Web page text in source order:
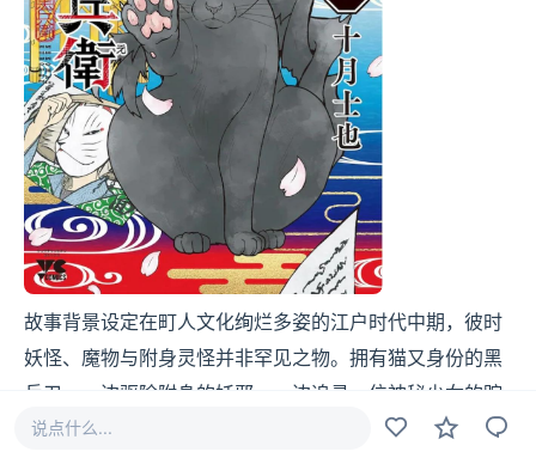
故事背景设定在町人文化绚烂多姿的江户时代中期，彼时
妖怪、魔物与附身灵怪并非罕见之物。拥有猫又身份的黑
兵卫，一边驱除附身的妖邪，一边追寻一位神秘少女的踪
迹，在这一过程中接连破解了诸多离奇案件。
说点什么...